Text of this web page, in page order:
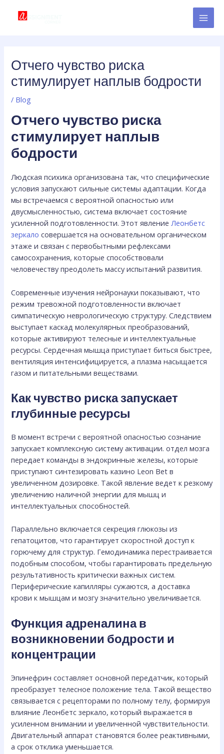
Отчего чувство риска
стимулирует наплыв бодрости
/ Blog
Отчего чувство риска
стимулирует наплыв
бодрости
Людская психика организована так, что специфические
условия запускают сильные системы адаптации. Когда
мы встречаемся с вероятной опасностью или
двусмысленностью, система включает состояние
усиленной подготовленности. Этот явлениеЛеонбетс
зеркало совершается на основательном органическом
этаже и связан с первобытными рефлексами
самосохранения, которые способствовали
человечеству преодолеть массу испытаний развития.
Современные изучения нейронауки показывают, что
режим тревожной подготовленности включает
симпатическую неврологическую структуру. Следствием
выступает каскад молекулярных преобразований,
которые активируют телесные и интеллектуальные
ресурсы. Сердечная мышца приступает биться быстрее,
вентиляция интенсифицируется, а плазма насыщается
газом и питательными веществами.
Как чувство риска запускает
глубинные ресурсы
В момент встречи с вероятной опасностью сознание
запускает комплексную систему активации. отдел мозга
передает команды в эндокринные железы, которые
приступают синтезировать казино Leon Bet в
увеличенном дозировке. Такой явление ведет к резкому
увеличению наличной энергии для мышц и
интеллектуальных способностей.
Параллельно включается секреция глюкозы из
гепатоцитов, что гарантирует скоростной доступ к
горючему для структур. Гемодинамика перестраивается
подобным способом, чтобы гарантировать предельную
результативность критически важных систем.
Периферические капилляры сужаются, а доставка
крови к мышцам и мозгу значительно увеличивается.
Функция адреналина в
возникновении бодрости и
концентрации
Эпинефрин составляет основной передатчик, который
преобразует телесное положение тела. Такой вещество
связывается с рецепторами по полному телу, формируя
влияние Леонбетс зеркало, который выражается в
усиленном внимании и увеличенной чувствительности.
Двигательный аппарат становятся более реактивными,
а срок отклика уменьшается.